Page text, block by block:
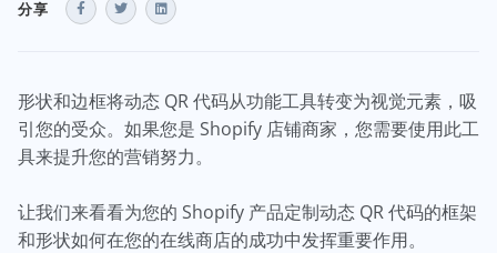
分享
形状和边框将动态 QR 代码从功能工具转变为视觉元素，吸
引您的受众。如果您是 Shopify 店铺商家，您需要使用此工
具来提升您的营销努力。
让我们来看看为您的 Shopify 产品定制动态 QR 代码的框架
和形状如何在您的在线商店的成功中发挥重要作用。